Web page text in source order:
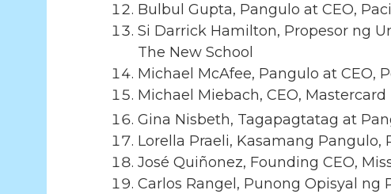
Bulbul Gupta, Pangulo at CEO,
Si Darrick Hamilton, Propesor ng
The New School
Michael McAfee, Pangulo at CEO,
Michael Miebach, CEO, Mastercard
Gina Nisbeth, Tagapagtatag at
Lorella Praeli, Kasamang
José Quiñonez, Founding CEO,
Carlos Rangel, Punong Opisyal